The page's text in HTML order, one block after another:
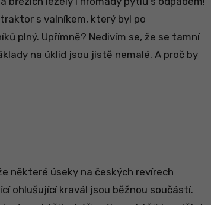
s valníkem, který byl po
plný. Upřímně? Nedivím se, že se tamní
na úklid jsou jistě nemalé. A proč by
některé úseky na českých revírech
ohlušující kravál jsou běžnou součástí.